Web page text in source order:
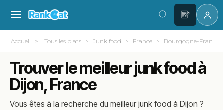
Accueil Tous les plats Junk food France Bourgogne-
Trouver le meilleur junk food à
Dijon, France
Vous êtes à la recherche du meilleurjunk food àDijon ?